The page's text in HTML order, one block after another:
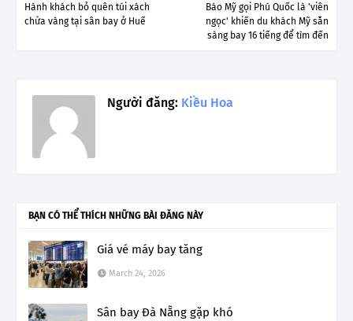
Báo Mỹ gọi Phú Quốc là 'viên
ngọc' khiến du khách Mỹ sẵn
sàng bay 16 tiếng để tìm đến
Hành khách bỏ quên túi xách
chứa vàng tại sân bay ở Huế
Người đăng: Kiều Hoa
BẠN CÓ THỂ THÍCH NHỮNG BÀI ĐĂNG NÀY
Giá vé máy bay tăng
March 24, 2026
Sân bay Đà Nẵng gặp khó